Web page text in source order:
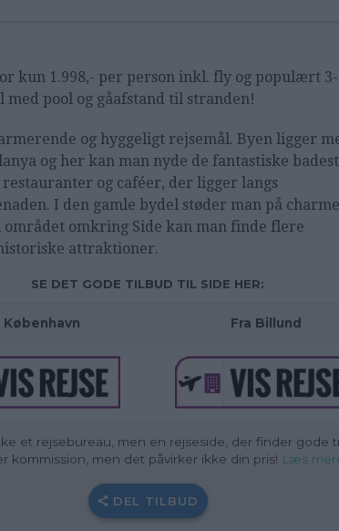
kun 1.998,- per person inkl. fly og populært 3-
med pool og gåafstand til stranden!
og hyggeligt rejsemål. Byen ligger
og her kan man nyde de fantastiske
restauranter og caféer, der ligger langs
I den gamle bydel støder man på
området omkring Side kan man finde flere
attraktioner.
SE DET GODE TILBUD TIL SIDE HER:
København Fra Billund
et rejsebureau, men en rejseside, der finder gode
kommission, men det påvirker ikke din pris! Læs
DEL TILBUD